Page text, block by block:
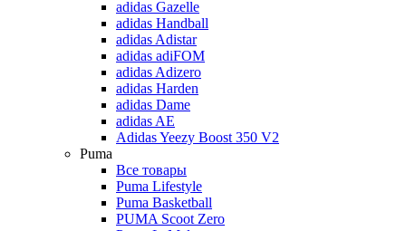
adidas Gazelle
adidas Handball
adidas Adistar
adidas adiFOM
adidas Adizero
adidas Harden
adidas Dame
adidas AE
Adidas Yeezy Boost 350 V2
Puma
Все товары
Puma Lifestyle
Puma Basketball
PUMA Scoot Zero